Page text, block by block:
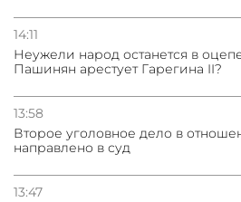
14:11
Неужели народ останется в
Пашинян арестует Гарегина II?
13:58
Второе уголовное дело в
направлено в суд
13:47